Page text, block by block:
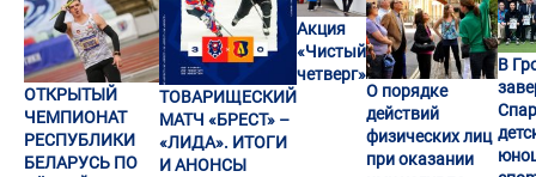
ОТКРЫТЫЙ
ЧЕМПИОНАТ
РЕСПУБЛИКИ
БЕЛАРУСЬ ПО
ТОВАРИЩЕСКИЙ
МАТЧ «БРЕСТ» –
«ЛИДА». ИТОГИ
И АНОНСЫ
Акция
«Чистый
четверг»
О порядке
действий
физических лиц
при оказании
В